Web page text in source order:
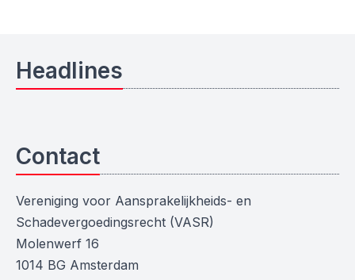
Headlines
Contact
Vereniging voor Aansprakelijkheids- en
Schadevergoedingsrecht (VASR)
Molenwerf 16
1014 BG Amsterdam